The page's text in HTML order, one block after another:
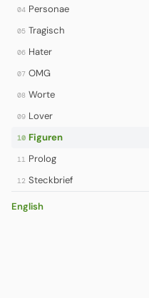
04 Personae
05 Tragisch
06 Hater
07 OMG
08 Worte
09 Lover
10 Figuren
11 Prolog
12 Steckbrief
English